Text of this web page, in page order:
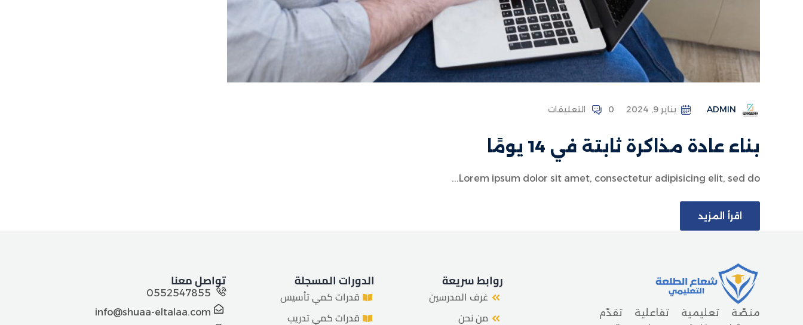
ADMIN يناير 9, 2024 0 التعليقات
بناء عادة مذاكرة ثابتة في 14 يومًا
Lorem ipsum dolor sit amet, consectetur adipisicing elit, sed do...
اقرأ المزيد
منصّة تعليمية تفاعلية تقدّم
روابط سريعة
غرف المدرسين
من نحن
الدورات المسجلة
قدرات كمي تأسيس
قدرات كمي تدريب
تواصل معنا
0552547855
info@shuaa-eltalaa.com